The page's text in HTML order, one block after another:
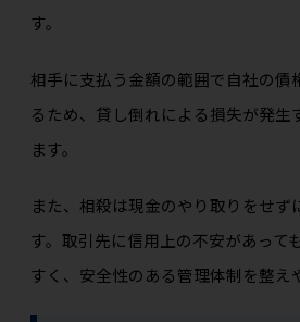
す。
相手に支払う金額の範囲で自社の債
るため、貸し倒れによる損失が発生
ます。
また、相殺は現金のやり取りをせず
す。取引先に信用上の不安があって
すく、安全性のある管理体制を整え